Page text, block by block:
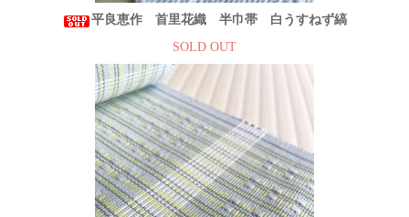
平良恵作 首里花織 半巾帯 白うすねず縞
SOLD OUT